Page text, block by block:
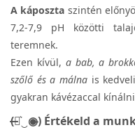
A káposzta szintén
7,2-7,9 pH közötti
teremnek.
Ezen kívül, a bab, a
szőlő és a málnais
gyakran kávézaccal
(̶◉͛‿◉̶) Értékeld a